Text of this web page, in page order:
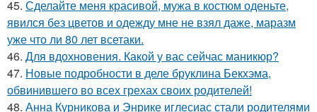
45. Сделайте меня красивой, мужа в костюм оденьте,
явился без цветов и одежду мне не взял даже, маразм
уже что ли 80 лет всетаки.
46. Для вдохновения. Какой у вас сейчас маникюр?
47. Новые подробности в деле бруклина Бекхэма,
обвинившего во всех грехах своих родителей!
48. Анна Курникова и Энрике иглесиас стали родителями